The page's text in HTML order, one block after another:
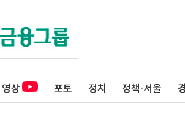
영상 포토 정치 정책·서울